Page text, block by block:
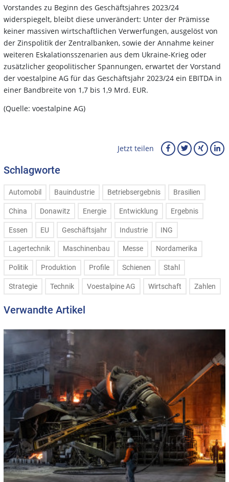
Vorstandes zu Beginn des Geschäftsjahres 2023/24
widerspiegelt, bleibt diese unverändert: Unter der Prämisse
keiner massiven wirtschaftlichen Verwerfungen, ausgelöst von
der Zinspolitik der Zentralbanken, sowie der Annahme keiner
weiteren Eskalationsszenarien aus dem Ukraine-Krieg oder
zusätzlicher geopolitischer Spannungen, erwartet der Vorstand
der voestalpine AG für das Geschäftsjahr 2023/24 ein EBITDA in
einer Bandbreite von 1,7 bis 1,9 Mrd. EUR.
(Quelle: voestalpine AG)
Jetzt teilen
Schlagworte
Automobil Bauindustrie Betriebsergebnis Brasilien
China Donawitz Energie Entwicklung Ergebnis
Essen EU Geschäftsjahr Industrie ING
Lagertechnik Maschinenbau Messe Nordamerika
Politik Produktion Profile Schienen Stahl
Strategie Technik Voestalpine AG Wirtschaft Zahlen
Verwandte Artikel